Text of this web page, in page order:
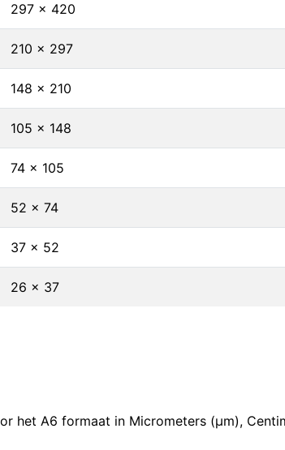
297 x 420
210 x 297
148 x 210
105 x 148
74 x 105
52 x 74
37 x 52
26 x 37
het A6 formaat in Micrometers (μm),